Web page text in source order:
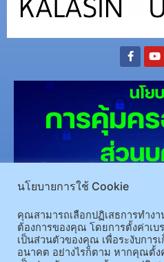
(อ.เมือง)62/1 ถ.เกษตรสมบูรณ์ ต.กาฬสินธุ์ อ.เมื
นโยบายการใช้ Cookie
คุณสามารถเลือกปฏิเสธการทำง
ต้องการของคุณ โดยการตั้งค่าเบ
เป็นส่วนตัวของคุณ เพื่อระงับการ
อนาคต อย่างไรก็ตาม หากคุณตั้ง